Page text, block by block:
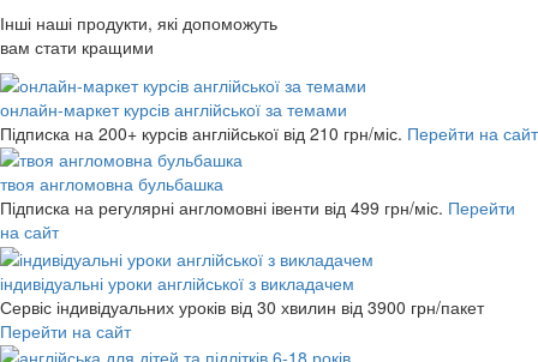
Інші наші продукти, які допоможуть
вам стати кращими
онлайн-маркет курсів англійської за темами
Підписка на 200+ курсів англійської від 210 грн/міс. Перейти на сайт
твоя англомовна бульбашка
Підписка на регулярні англомовні івенти від 499 грн/міс. Перейти
на сайт
індивідуальні уроки англійської з викладачем
Сервіс індивідуальних уроків від 30 хвилин від 3900 грн/пакет
Перейти на сайт